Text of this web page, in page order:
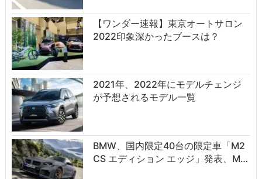
【ワンダー速報】東京オートサロン
2022印象深かったブースは？
2021年、2022年にモデルチェンジ
が予想されるモデル一覧
BMW、国内限定40台の限定車「M2
CS エディション エッジ」発表、M…